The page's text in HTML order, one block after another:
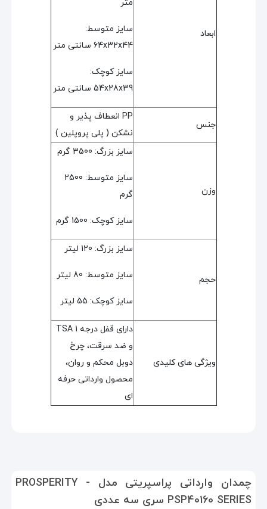
ابعاد
متر
سایز متوسط:
64x32x44 سانتی متر
سایز کوچک:
54x28x39 سانتی متر
جنس
PP انعطاف پذیر و
نشکن ( پلی پروپلین )
وزن
سایز بزرگ: 3500 گرم
سایز متوسط: 2500
گرم
سایز کوچک: 1500 گرم
حجم
سایز بزرگ: 120 لیتر
سایز متوسط: 80 لیتر
سایز کوچک: 55 لیتر
ویژگی های کلیدی
دارای قفل درجه 1 TSA
و ضد سرقت، چرخ
دوبل محکم و روان،
محصول وارداتی حرفه
ای
چمدان وارداتی پراسپریتی مدل PROSPERITY -
PSP40160 SERIES سری سه عددی